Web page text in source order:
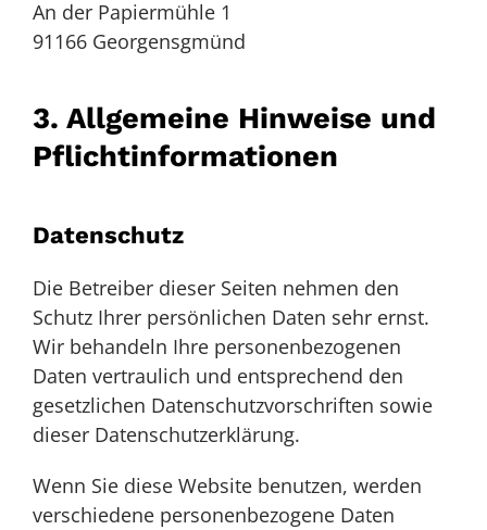
An der Papiermühle 1
91166 Georgensgmünd
3. Allgemeine Hinweise und
Pflicht­informationen
Datenschutz
Die Betreiber dieser Seiten nehmen den
Schutz Ihrer persönlichen Daten sehr ernst.
Wir behandeln Ihre personenbezogenen
Daten vertraulich und entsprechend den
gesetzlichen Datenschutzvorschriften sowie
dieser Datenschutzerklärung.
Wenn Sie diese Website benutzen, werden
verschiedene personenbezogene Daten